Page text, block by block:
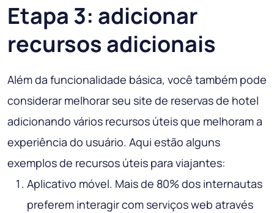
Etapa 3: adicionar
recursos adicionais
Além da funcionalidade básica, você também pode
considerar melhorar seu site de reservas de hotel
adicionando vários recursos úteis que melhoram a
experiência do usuário. Aqui estão alguns
exemplos de recursos úteis para viajantes:
Aplicativo móvel. Mais de 80% dos internautas
preferem interagir com serviços web através